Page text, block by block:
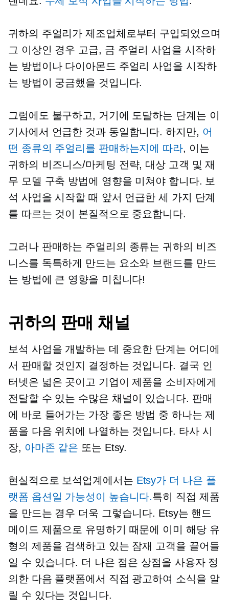
귀하의 주얼리가 제조업체로부터 구입되었으며
그 이상인 경우 고급, 금 주얼리 사업을 시작하
는 방법이나 다이아몬드 주얼리 사업을 시작하
는 방법이 궁금했을 것입니다.
그럼에도 불구하고, 거기에 도달하는 단계는 이
기사에서 언급한 것과 동일합니다. 하지만, 어
떤 종류의 주얼리를 판매하는지에 따라, 이는
귀하의 비즈니스/마케팅 전략, 대상 고객 및 재
무 모델 구축 방법에 영향을 미쳐야 합니다. 보
석 사업을 시작할 때 앞서 언급한 세 가지 단계
를 따르는 것이 본질적으로 중요합니다.
그러나 판매하는 주얼리의 종류는 귀하의 비즈
니스를 독특하게 만드는 요소와 브랜드를 만드
는 방법에 큰 영향을 미칩니다!
귀하의 판매 채널
보석 사업을 개발하는 데 중요한 단계는 어디에
서 판매할 것인지 결정하는 것입니다. 결국 인
터넷은 넓은 곳이고 기업이 제품을 소비자에게
전달할 수 있는 수많은 채널이 있습니다. 판매
에 바로 들어가는 가장 좋은 방법 중 하나는 제
품을 다음 위치에 나열하는 것입니다. 타사시
장, 아마존 같은 또는 Etsy.
현실적으로 보석업계에서는 Etsy가 더 나은 플
랫폼 옵션일 가능성이 높습니다.특히 직접 제품
을 만드는 경우 더욱 그렇습니다. Etsy는 핸드
메이드 제품으로 유명하기 때문에 이미 해당 유
형의 제품을 검색하고 있는 잠재 고객을 끌어들
일 수 있습니다. 더 나은 점은 상점을 사용자 정
의한 다음 플랫폼에서 직접 광고하여 소식을 알
릴 수 있다는 것입니다.